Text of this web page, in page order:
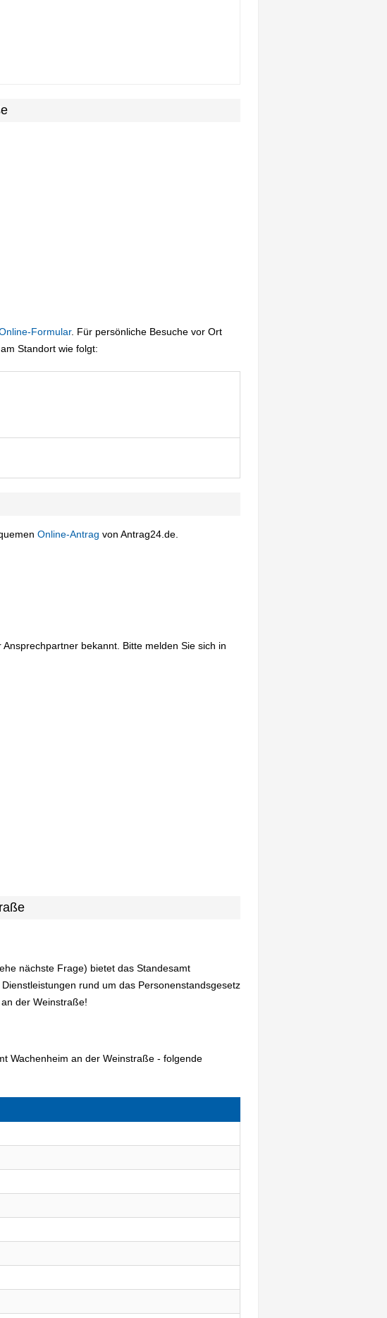
Formular. Für persönliche Besuche vor Ort
Standort wie folgt:
Online-Antrag von Antrag24.de.
bekannt. Bitte melden Sie sich in
nächste Frage) bietet das Standesamt
rund um das Personenstandsgesetz
der Weinstraße!
Wachenheim an der Weinstraße - folgende